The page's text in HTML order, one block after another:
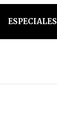
ESPECIALES